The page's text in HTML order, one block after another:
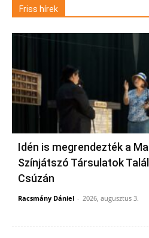
Friss hírek
Idén is megrendezték a
Színjátszó Társulatok
Csúzán
Racsmány Dániel - 2026, augusztus 3.